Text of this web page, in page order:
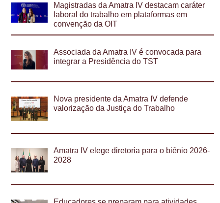
Magistradas da Amatra IV destacam caráter
laboral do trabalho em plataformas em
convenção da OIT
Associada da Amatra IV é convocada para
integrar a Presidência do TST
Nova presidente da Amatra IV defende
valorização da Justiça do Trabalho
Amatra IV elege diretoria para o biênio 2026-
2028